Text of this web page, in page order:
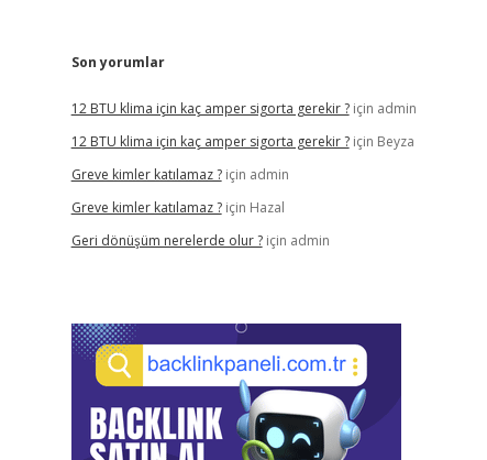
Son yorumlar
12 BTU klima için kaç amper sigorta gerekir ?için admin
12 BTU klima için kaç amper sigorta gerekir ?için Beyza
Greve kimler katılamaz ?için admin
Greve kimler katılamaz ?için Hazal
Geri dönüşüm nerelerde olur ?için admin